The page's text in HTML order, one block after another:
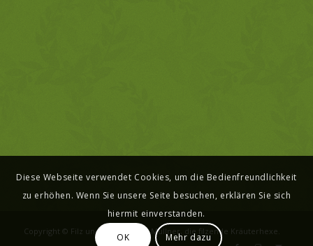
Copyright © Filz und Kraut - Karin Müllner, die filzende Kräuterhexe.
Diese Webseite verwendet Cookies, um die Bedienfreundlichkeit
zu erhöhen. Wenn Sie unsere Seite besuchen, erklären Sie sich
hiermit einverstanden.
OK Mehr dazu